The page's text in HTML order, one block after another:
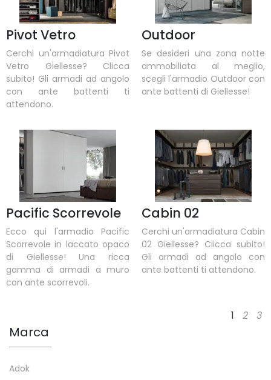
Pivot Vetro
Cerchi un'armadiatura Pivot
Vetro Giellesse? Clicca
subito! Gli armadi ad angolo
con ante battenti ti
attendono.
Outdoor
Se desideri una zona notte
ammobiliata al meglio,
scegli l'armadio Outdoor con
ante battenti di Giellesse!
Pacific Scorrevole
Ecco qui l'armadio Pacific
Scorrevole in laccato opaco
di Giellesse! Una ricca
gamma di armadi a muro
con ante scorrevoli.
Cabin 02
Cerchi un'armadiatura Cabin
02 Giellesse? Clicca subito!
Gli armadi ad angolo con
ante battenti ti attendono.
1 2 3
Marca
Adok